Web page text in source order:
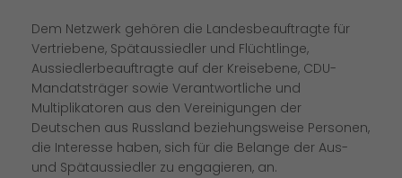
Dem Netzwerk gehören die Landesbeauftragte für
Vertriebene, Spätaussiedler und Flüchtlinge,
Aussiedlerbeauftragte auf der Kreisebene, CDU-
Mandatsträger sowie Verantwortliche und
Multiplikatoren aus den Vereinigungen der
Deutschen aus Russland beziehungsweise Personen,
die Interesse haben, sich für die Belange der Aus-
und Spätaussiedler zu engagieren, an.